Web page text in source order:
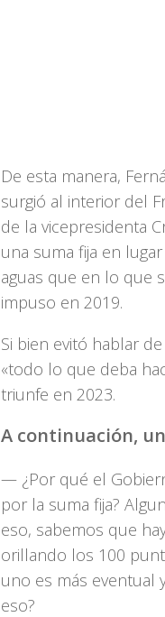
De esta manera,
surgió al interior del
de la vicepresidenta
una suma fija en
aguas que en lo que
impuso en 2019.
Si bien evitó hablar
«todo lo que deba
triunfe en 2023.
A continuación,
— ¿Por qué el
por la suma fija?
eso, sabemos que
orillando los 100
uno es más eventual
eso?